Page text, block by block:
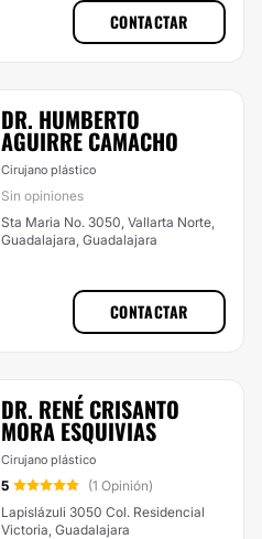
CONTACTAR
DR. HUMBERTO
AGUIRRE CAMACHO
Cirujano plástico
Sin opiniones
Sta Maria No. 3050, Vallarta Norte,
Guadalajara, Guadalajara
CONTACTAR
DR. RENÉ CRISANTO
MORA ESQUIVIAS
Cirujano plástico
5
(1 Opinión)
Lapislázuli 3050 Col. Residencial
Victoria, Guadalajara